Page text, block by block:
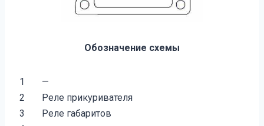
Обозначение схемы
1
—
2
Реле прикуривателя
3
Реле габаритов